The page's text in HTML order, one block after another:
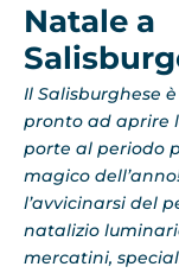
Natale a
Il Salisburghese è
pronto ad aprire
porte al periodo
magico
l’avvicinarsi del
natalizio
mercatini,